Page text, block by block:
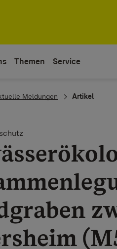
Themen Service
Meldungen Artikel